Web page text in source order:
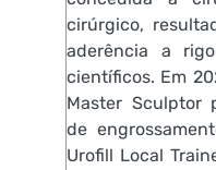
cirúrgico,
aderência a
científicos. Em
Master Sculptor
de
Urofill Local